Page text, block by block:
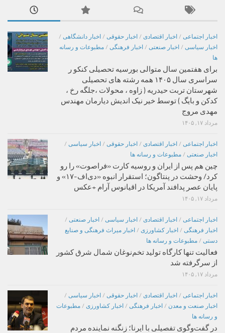
اخبار اجتماعی / اخبار اقتصادی / اخبار حقوقی / اخبار دانشگاهی /
اخبار سیاسی / اخبار صنعتی / اخبار فرهنگی / مطبوعات و رسانه
ها
برای هفتمین سال متوالی بورسیه تحصیلی کنکو ر
سراسری سال ۱۴۰۵ همه رشته های تحصیلی
شهرستان تربت حیدریه ( زاوه ، محولات ،جلگه رخ ،
کدکن و بایگ ) توسط خیر نیک اندیش دیارمان مهندس
مهدی مروج
مرداد ۱۷, ۱۴۰۵
اخبار اجتماعی / اخبار اقتصادی / اخبار حقوقی / اخبار سیاسی /
اخبار صنعتی / مطبوعات و رسانه ها
چین هم پس از ایران و روسیه کارت «فراصوت» را رو
کرد/ وحشت در پنتاگون؛ استقرار انبوه «دی‌اف‑۱۷» و
پایان عصر پدافند آمریکا در اقیانوس آرام +عکس
مرداد ۱۷, ۱۴۰۵
اخبار اجتماعی / اخبار اقتصادی / اخبار سیاسی / اخبار صنعتی /
اخبار فرهنگی / اخبار کشاورزی / اخبار میراث فرهنگی و صنایع
دستی / مطبوعات و رسانه ها
فعالیت تنها کارگاه تولید تخم‌نوغان شمال شرق کشور
از سرگرفته شد
مرداد ۱۷, ۱۴۰۵
اخبار اجتماعی / اخبار اقتصادی / اخبار حقوقی / اخبار سیاسی /
اخبار صنعت و معدن / اخبار فرهنگی / اخبار کشاورزی / مطبوعات
و رسانه ها
در گفت‌وگوی تفصیلی با ایرنا؛ زنگنه نماینده مردم